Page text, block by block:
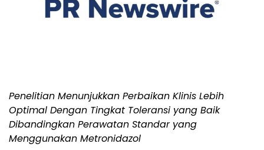
Penelitian Menunjukkan Perbaikan Klinis Lebih
Optimal Dengan Tingkat Toleransi yang Baik
Dibandingkan Perawatan Standar yang
Menggunakan Metronidazol